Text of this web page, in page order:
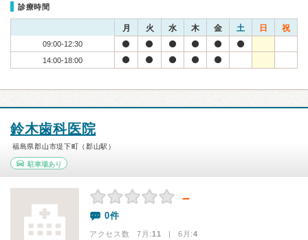
診療時間
月 火 水 木 金 土 日 祝
09:00-12:30
14:00-18:00
鈴木歯科医院
福島県郡山市堤下町（郡山駅）
駐車場あり
－
0件
アクセス数 7月:11 | 6月:4